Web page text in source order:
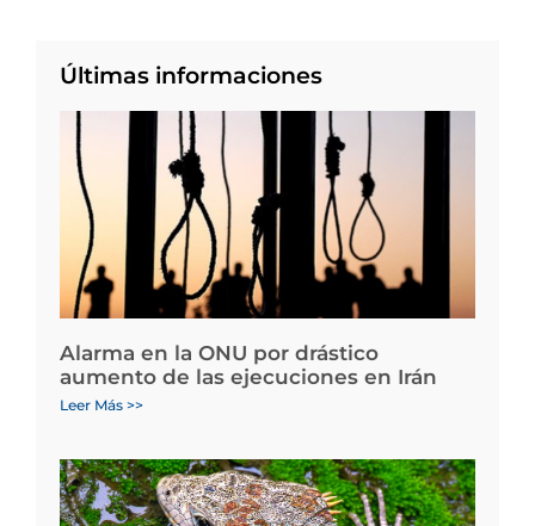
Últimas informaciones
Alarma en la ONU por drástico
aumento de las ejecuciones en Irán
Leer Más >>